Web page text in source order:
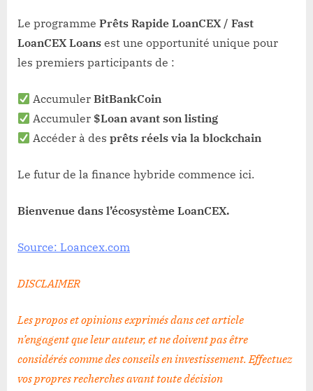
Le programme Prêts Rapide LoanCEX / Fast
LoanCEX Loans est une opportunité unique pour
les premiers participants de :
AccumulerBitBankCoin
Accumuler $Loan avant son listing
Accéder à desprêts réels via la blockchain
Le futur de la finance hybride commence ici.
Bienvenue dans l’écosystème LoanCEX.
Source: Loancex.com
DISCLAIMER
Les propos et opinions exprimés dans cet article
n’engagent que leur auteur, et ne doivent pas être
considérés comme des conseils en investissement. Effectuez
vos propres recherches avant toute décision